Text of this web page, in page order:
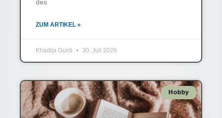
des
ZUM ARTIKEL »
Khadija Guirti 30. Juli 2026
Hobby